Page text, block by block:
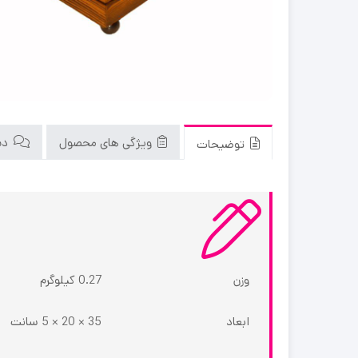
توضیحات ویژگی های محصول
وزن 0.27 کیلوگرم
ابعاد 35 × 20 × 5 سانت